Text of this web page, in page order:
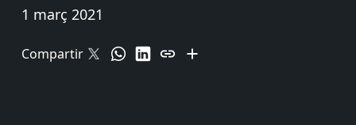
1 març 2021
Compartir